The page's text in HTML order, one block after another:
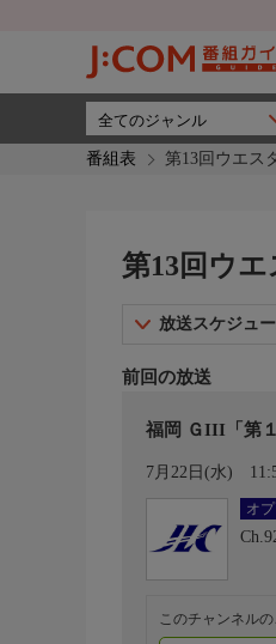
番組表 第13回ウエス
第13回ウ
放送スケジュ
前回の放送
福岡 ＧIII「第
7月22日(水)
オ
このチャンネル